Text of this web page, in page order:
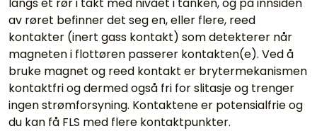
av røret befinner det seg en, eller flere, reed
kontakter (inert gass kontakt) som detekterer når
magneten i flottøren passerer kontakten(e). Ved å
bruke magnet og reed kontakt er brytermekanismen
kontaktfri og dermed også fri for slitasje og trenger
ingen strømforsyning. Kontaktene er potensialfrie og
du kan få FLS med flere kontaktpunkter.